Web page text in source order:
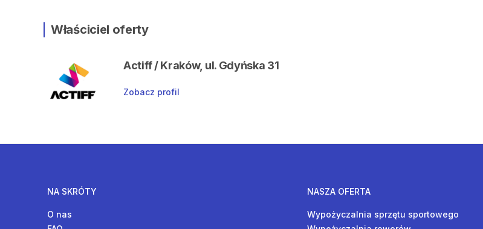
Właściciel oferty
Actiff / Kraków, ul. Gdyńska 31
Zobacz profil
NA SKRÓTY
O nas
NASZA OFERTA
Wypożyczalnia sprzętu sportowego